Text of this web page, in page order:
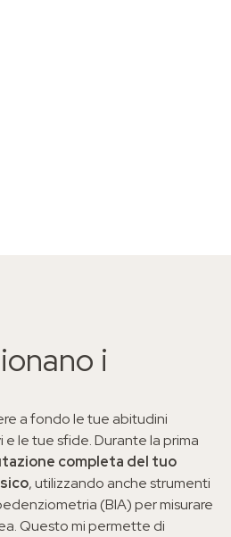
i
a fondo le tue abitudini
le tue sfide. Durante la prima
completa del tuo
, utilizzando anche strumenti
(BIA) per misurare
Questo mi permette di